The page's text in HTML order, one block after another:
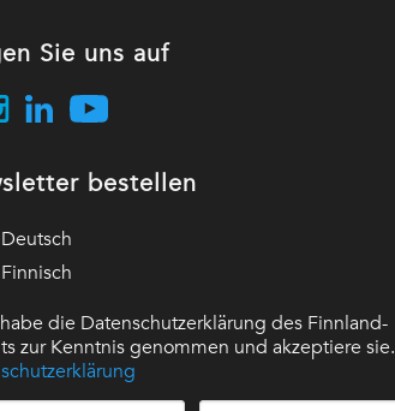
Sie uns auf
bestellen
die Datenschutzerklärung des Finnland-
zur Kenntnis genommen und akzeptiere sie.